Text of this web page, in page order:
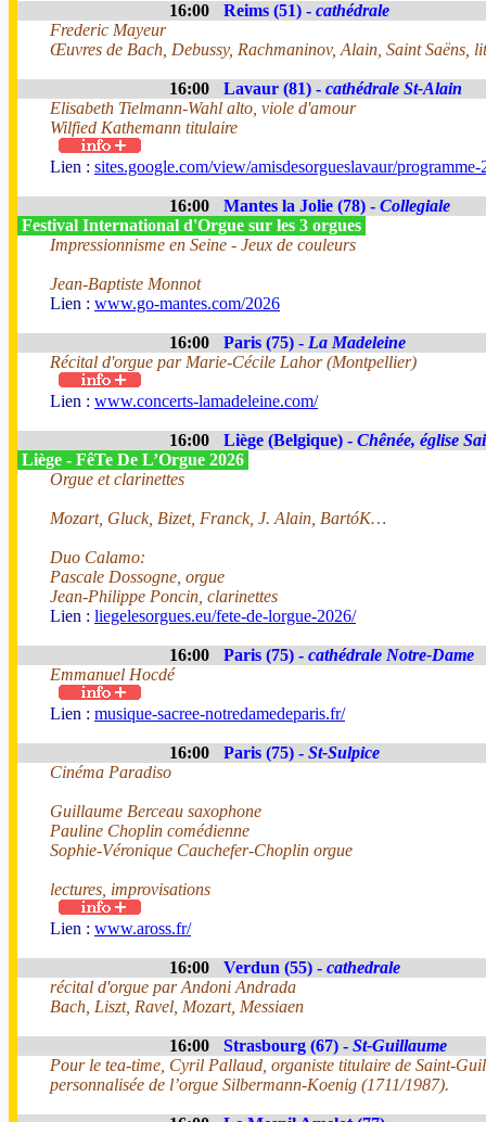
16:00 Reims (51) - cathédrale
Frederic Mayeur
Œuvres de Bach, Debussy, Rachmaninov, Alain, Saint Saëns,
16:00 Lavaur (81) - cathédrale St-Alain
Elisabeth Tielmann-Wahl alto, viole d'amour
Wilfied Kathemann titulaire
Lien : sites.google.com/view/amisdesorgueslavaur/programme-
16:00 Mantes la Jolie (78) - Collegiale
Festival International d'Orgue sur les 3 orgues
Impressionnisme en Seine - Jeux de couleurs
Jean-Baptiste Monnot
Lien : www.go-mantes.com/2026
16:00 Paris (75) - La Madeleine
Récital d'orgue par Marie-Cécile Lahor (Montpellier)
Lien : www.concerts-lamadeleine.com/
16:00 Liège (Belgique) - Chênée, église
Liège - FêTe De L’Orgue 2026
Orgue et clarinettes
Mozart, Gluck, Bizet, Franck, J. Alain, BartóK…
Duo Calamo:
Pascale Dossogne, orgue
Jean-Philippe Poncin, clarinettes
Lien : liegelesorgues.eu/fete-de-lorgue-2026/
16:00 Paris (75) - cathédrale Notre-Dame
Emmanuel Hocdé
Lien : musique-sacree-notredamedeparis.fr/
16:00 Paris (75) - St-Sulpice
Cinéma Paradiso
Guillaume Berceau saxophone
Pauline Choplin comédienne
Sophie-Véronique Cauchefer-Choplin orgue
lectures, improvisations
Lien : www.aross.fr/
16:00 Verdun (55) - cathedrale
récital d'orgue par Andoni Andrada
Bach, Liszt, Ravel, Mozart, Messiaen
16:00 Strasbourg (67) - St-Guillaume
Pour le tea-time, Cyril Pallaud, organiste titulaire de Saint-
personnalisée de l’orgue Silbermann-Koenig (1711/1987).